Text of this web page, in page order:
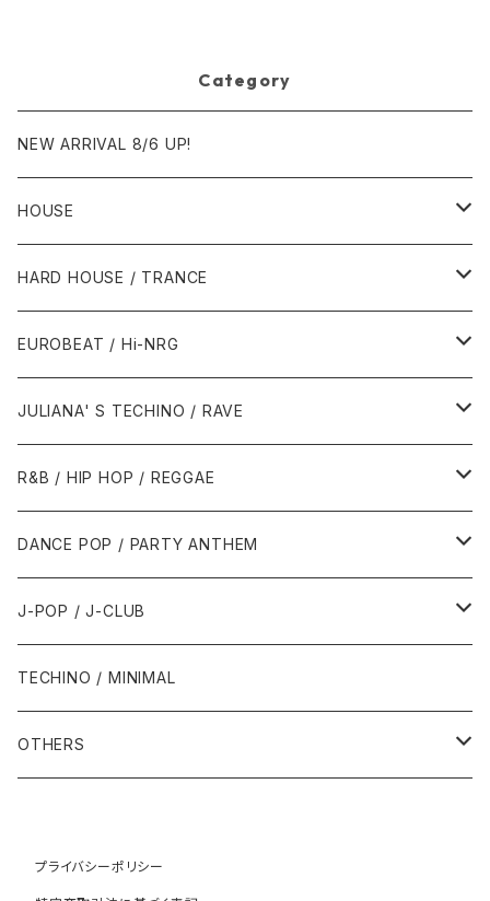
Category
NEW ARRIVAL 8/6 UP!
HOUSE
1980年代
1987年・以前
1988年
1990年代
1990年
1991年
1996年
2000年代
2000年
2001年
2010年代
2010年
2011年
HARD HOUSE / TRANCE
1990年代
1994年・以前
1995年
2000年代
2000年
2001年
EUROBEAT / Hi-NRG
1980年代
1986年・以前
1987年
1990年代
1990年
1991年
2000年代
JULIANA' S TECHINO / RAVE
1990年代
1990年
1991年
2000年代
2000年
2001年
R&B / HIP HOP / REGGAE
1980年代
1985年・以前
1986年
1990年代
1990年
1991年
1993年
2000年代
2000年
2002年
DANCE POP / PARTY ANTHEM
1980年代
1988年・以前
1989年
1990年代
1990年
1992年
2000年代
2001年
J-POP / J-CLUB
1980年代
1990年代
1991年
2000年
TECHINO / MINIMAL
OTHERS
1985年・以前
1990年代
プライバシーポリシー